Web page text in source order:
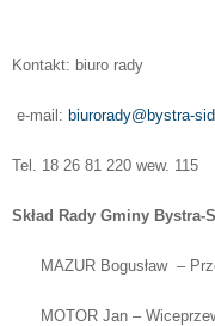
Kontakt: biuro rady
e-mail: biurorady@bystra-
Tel. 18 26 81 220 wew. 115
Skład Rady Gminy Bystra-
MAZUR Bogusław
MOTOR Jan –